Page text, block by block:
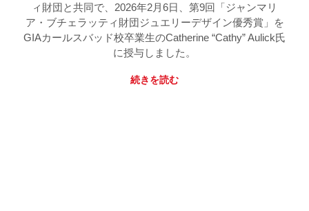
ィ財団と共同で、2026年2月6日、第9回「ジャンマリ
ア・ブチェラッティ財団ジュエリーデザイン優秀賞」を
GIAカールスバッド校卒業生のCatherine “Cathy” Aulick氏
に授与しました。
続きを読む